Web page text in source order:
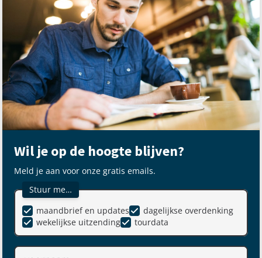
Wil je op de hoogte blijven?
Meld je aan voor onze gratis emails.
Stuur me…
maandbrief en updates
dagelijkse overdenking
wekelijkse uitzending
tourdata